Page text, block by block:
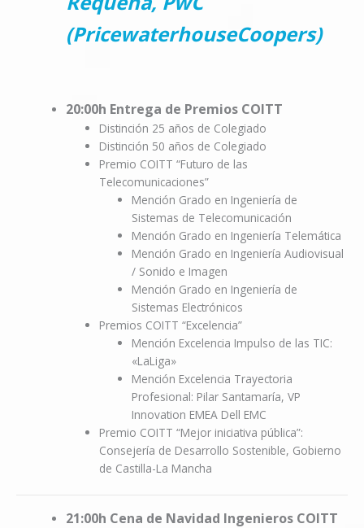
(PricewaterhouseCoopers)
20:00h Entrega de Premios COITT
Distinción 25 años de Colegiado
Distinción 50 años de Colegiado
Premio COITT “Futuro de las
Telecomunicaciones”
Mención Grado en Ingeniería de
Sistemas de Telecomunicación
Mención Grado en Ingeniería Telemática
Mención Grado en Ingeniería Audiovisual
/ Sonido e Imagen
Mención Grado en Ingeniería de
Sistemas Electrónicos
Premios COITT “Excelencia”
Mención Excelencia Impulso de las TIC:
«LaLiga»
Mención Excelencia Trayectoria
Profesional: Pilar Santamaría, VP
Innovation EMEA Dell EMC
Premio COITT “Mejor iniciativa pública”:
Consejería de Desarrollo Sostenible, Gobierno
de Castilla-La Mancha
21:00h Cena de Navidad Ingenieros COITT